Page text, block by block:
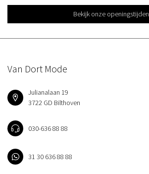
Bekijk onze openingstijden
Van Dort Mode
Julianalaan 19
3722 GD Bilthoven
030-636 88 88
31 30 636 88 88